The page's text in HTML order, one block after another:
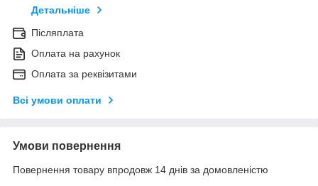
Детальніше
Післяплата
Оплата на рахунок
Оплата за реквізитами
Всі умови оплати
Умови повернення
Повернення товару впродовж 14 днів за домовленістю